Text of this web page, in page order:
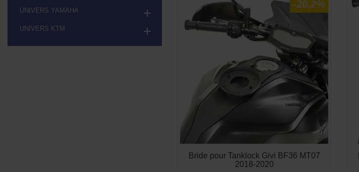
UNIVERS YAMAHA 
UNIVERS KTM 
-20,2%
Bride pour Tanklock Givi BF36 MT07
2018-2020